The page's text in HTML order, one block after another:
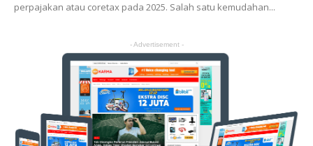
perpajakan atau coretax pada 2025. Salah satu kemudahan...
- Advertisement -